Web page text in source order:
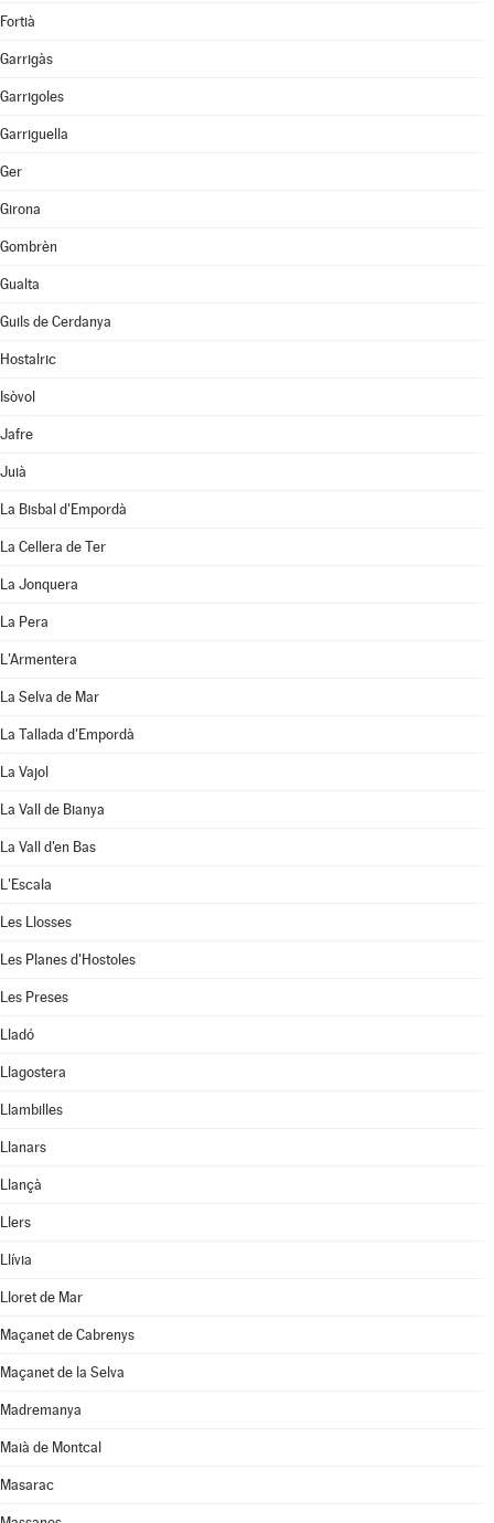
Fortià
Garrigàs
Garrigoles
Garriguella
Ger
Girona
Gombrèn
Gualta
Guils de Cerdanya
Hostalric
Isòvol
Jafre
Juià
La Bisbal d'Empordà
La Cellera de Ter
La Jonquera
La Pera
L'Armentera
La Selva de Mar
La Tallada d'Empordà
La Vajol
La Vall de Bianya
La Vall d'en Bas
L'Escala
Les Llosses
Les Planes d'Hostoles
Les Preses
Lladó
Llagostera
Llambilles
Llanars
Llançà
Llers
Llívia
Lloret de Mar
Maçanet de Cabrenys
Maçanet de la Selva
Madremanya
Maià de Montcal
Masarac